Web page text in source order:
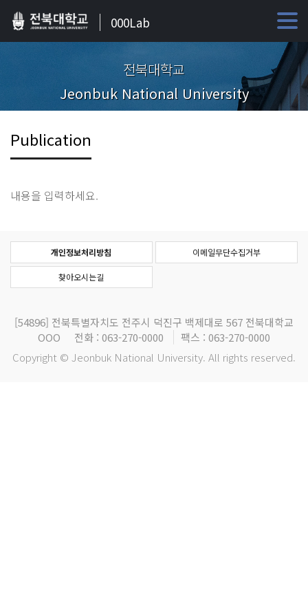
000Lab
전북대학교
Jeonbuk National University
Publication
내용을 입력하세요.
개인정보처리방침 이메일무단수집거부
찾아오시는길
[54896] 전북특별자치도 전주시 덕진구 백제대로 567 전북대학교
OOO
전화 : 063-270-0000
팩스 : 063-270-0000
Copyright © Jeonbuk National University. All rights reserved.